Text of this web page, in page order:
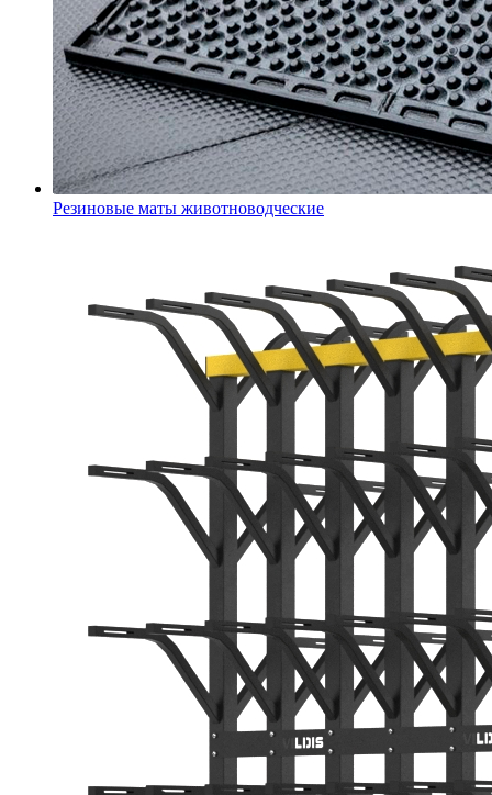
Резиновые маты животноводческие